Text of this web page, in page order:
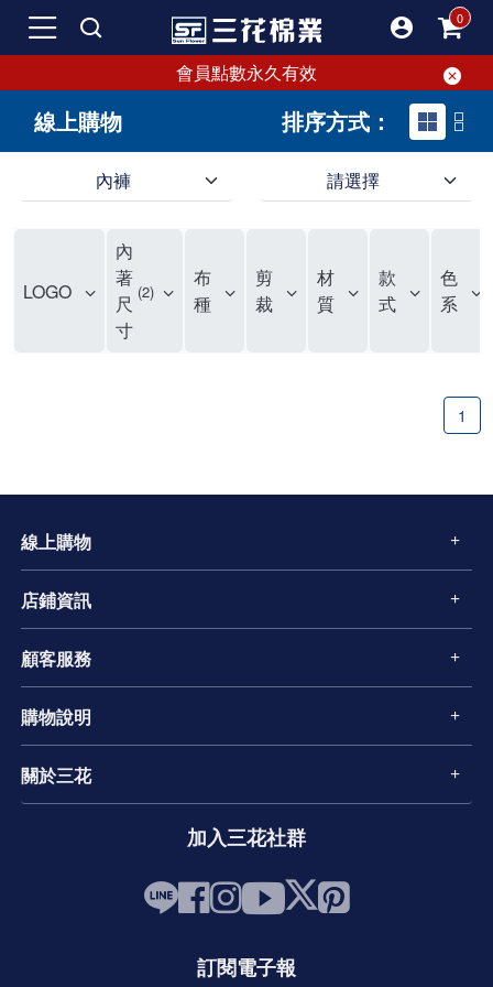
會員點數永久有效
線上購物 排序方式：
內褲 請選擇
LOGO
內
著
尺
寸
2
布
種
剪
裁
材
質
款
式
色
系
1
線上購物
店鋪資訊
顧客服務
購物說明
關於三花
加入三花社群
訂閱電子報